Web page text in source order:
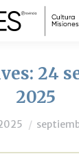
24
2025